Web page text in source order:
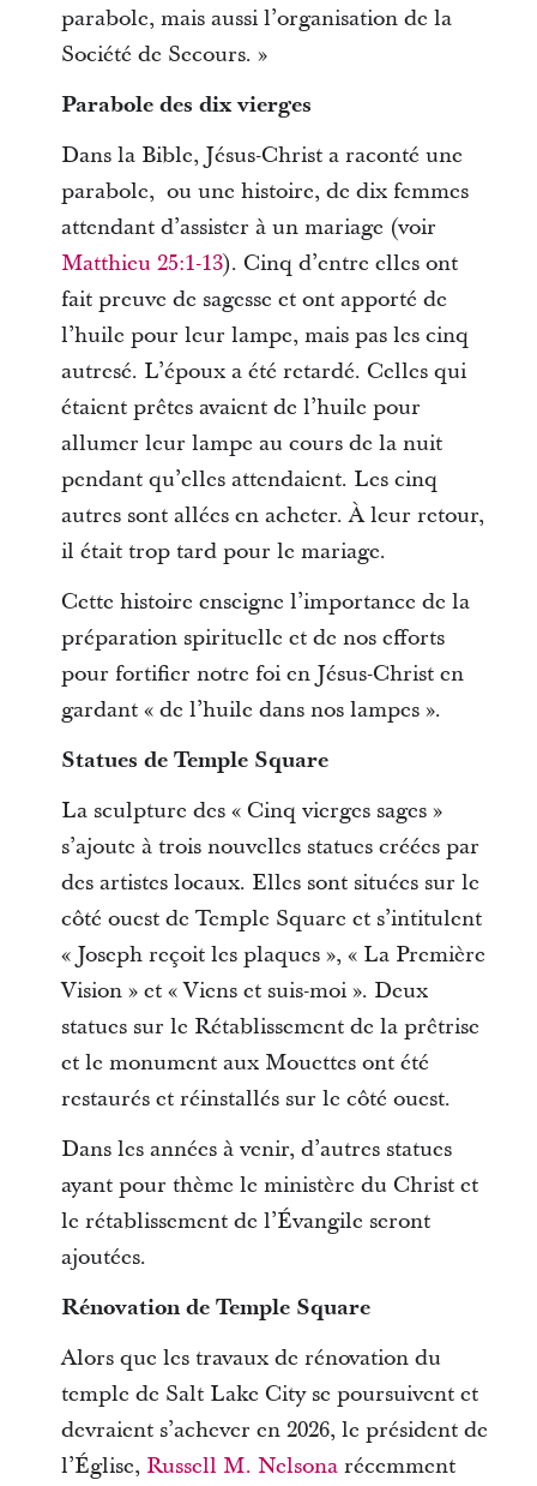
parabole, mais aussi l’organisation de la
Société de Secours. »
Parabole des dix vierges
Dans la Bible, Jésus-Christ a raconté une
parabole, ou une histoire, de dix femmes
attendant d’assister à un mariage (voir
Matthieu 25:1-13). Cinq d’entre elles ont
fait preuve de sagesse et ont apporté de
l’huile pour leur lampe, mais pas les cinq
autresé. L’époux a été retardé. Celles qui
étaient prêtes avaient de l’huile pour
allumer leur lampe au cours de la nuit
pendant qu’elles attendaient. Les cinq
autres sont allées en acheter. À leur retour,
il était trop tard pour le mariage.
Cette histoire enseigne l’importance de la
préparation spirituelle et de nos efforts
pour fortifier notre foi en Jésus-Christ en
gardant « de l’huile dans nos lampes ».
Statues de Temple Square
La sculpture des « Cinq vierges sages »
s’ajoute à trois nouvelles statues créées par
des artistes locaux. Elles sont situées sur le
côté ouest de Temple Square et s’intitulent
« Joseph reçoit les plaques », « La Première
Vision » et « Viens et suis-moi ». Deux
statues sur le Rétablissement de la prêtrise
et le monument aux Mouettes ont été
restaurés et réinstallés sur le côté ouest.
Dans les années à venir, d’autres statues
ayant pour thème le ministère du Christ et
le rétablissement de l’Évangile seront
ajoutées.
Rénovation de Temple Square
Alors que les travaux de rénovation du
temple de Salt Lake City se poursuivent et
devraient s’achever en 2026, le président de
l’Église, Russell M. Nelsonarécemment